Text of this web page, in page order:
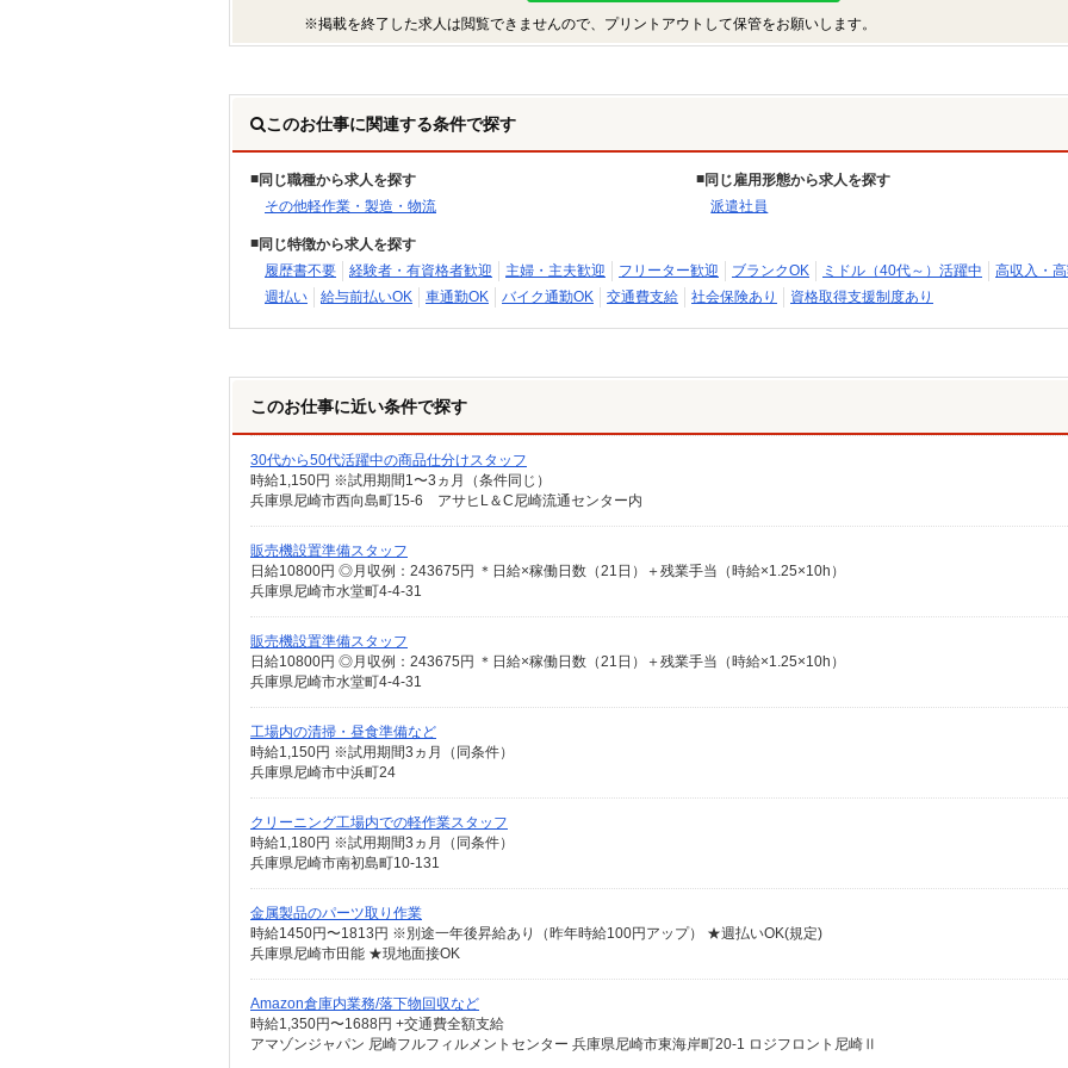
※掲載を終了した求人は閲覧できませんので、プリントアウトして保管をお願いします。
このお仕事に関連する条件で探す
同じ職種から求人を探す
その他軽作業・製造・物流
同じ雇用形態から求人を探す
派遣社員
同じ特徴から求人を探す
履歴書不要
経験者・有資格者歓迎 主婦・主夫歓迎 フリーター歓迎 ブランクOK ミドル（40代～）活躍中
高収入・
週払い
給与前払いOK 車通勤OK バイク通勤OK 交通費支給 社会保険あり 資格取得支援制度あり
このお仕事に近い条件で探す
30代から50代活躍中の商品仕分けスタッフ
時給1,150円 ※試用期間1〜3ヵ月（条件同じ）
兵庫県尼崎市西向島町15-6 アサヒL＆C尼崎流通センター内
販売機設置準備スタッフ
日給10800円 ◎月収例：243675円 ＊日給×稼働日数（21日）＋残業手当（時給×1.25×10h）
兵庫県尼崎市水堂町4-4-31
販売機設置準備スタッフ
日給10800円 ◎月収例：243675円 ＊日給×稼働日数（21日）＋残業手当（時給×1.25×10h）
兵庫県尼崎市水堂町4-4-31
工場内の清掃・昼食準備など
時給1,150円 ※試用期間3ヵ月（同条件）
兵庫県尼崎市中浜町24
クリーニング工場内での軽作業スタッフ
時給1,180円 ※試用期間3ヵ月（同条件）
兵庫県尼崎市南初島町10-131
金属製品のパーツ取り作業
時給1450円〜1813円 ※別途一年後昇給あり（昨年時給100円アップ） ★週払いOK(規定)
兵庫県尼崎市田能 ★現地面接OK
Amazon倉庫内業務/落下物回収など
時給1,350円〜1688円 +交通費全額支給
アマゾンジャパン 尼崎フルフィルメントセンター 兵庫県尼崎市東海岸町20-1 ロジフロント尼崎Ⅱ